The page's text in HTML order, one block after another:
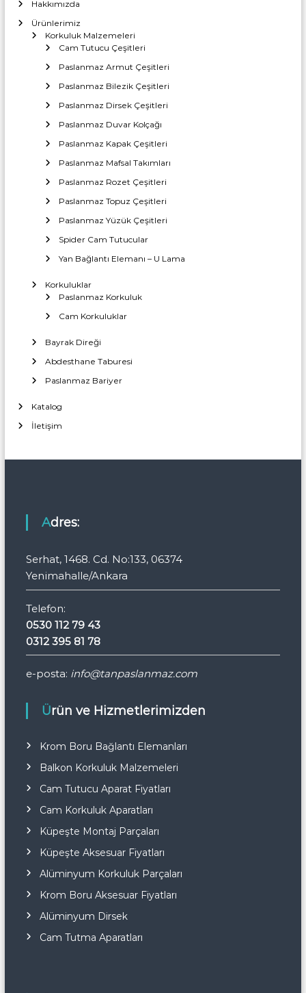
Hakkımızda
Ürünlerimiz
Korkuluk Malzemeleri
Cam Tutucu Çeşitleri
Paslanmaz Armut Çeşitleri
Paslanmaz Bilezik Çeşitleri
Paslanmaz Dirsek Çeşitleri
Paslanmaz Duvar Kolçağı
Paslanmaz Kapak Çeşitleri
Paslanmaz Mafsal Takımları
Paslanmaz Rozet Çeşitleri
Paslanmaz Topuz Çeşitleri
Paslanmaz Yüzük Çeşitleri
Spider Cam Tutucular
Yan Bağlantı Elemanı – U Lama
Korkuluklar
Paslanmaz Korkuluk
Cam Korkuluklar
Bayrak Direği
Abdesthane Taburesi
Paslanmaz Bariyer
Katalog
İletişim
Adres:
Serhat, 1468. Cd. No:133, 06374
Yenimahalle/Ankara
Telefon:
0530 112 79 43
0312 395 81 78
e-posta: info@tanpaslanmaz.com
Ürün ve Hizmetlerimizden
Krom Boru Bağlantı Elemanları
Balkon Korkuluk Malzemeleri
Cam Tutucu Aparat Fiyatları
Cam Korkuluk Aparatları
Küpeşte Montaj Parçaları
Küpeşte Aksesuar Fiyatları
Alüminyum Korkuluk Parçaları
Krom Boru Aksesuar Fiyatları
Alüminyum Dirsek
Cam Tutma Aparatları